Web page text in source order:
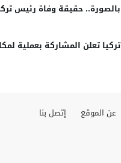
بالصورة.. حقيقة وفاة رئيس
تركيا تعلن المشاركة بعملية
عن الموقع إتصل بنا